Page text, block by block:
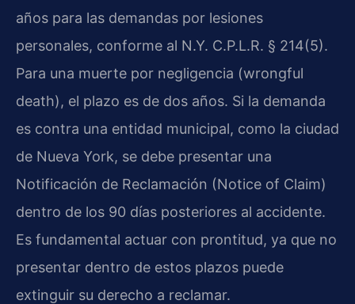
años para las demandas por lesiones
personales, conforme al N.Y. C.P.L.R. § 214(5).
Para una muerte por negligencia (wrongful
death), el plazo es de dos años. Si la demanda
es contra una entidad municipal, como la ciudad
de Nueva York, se debe presentar una
Notificación de Reclamación (Notice of Claim)
dentro de los 90 días posteriores al accidente.
Es fundamental actuar con prontitud, ya que no
presentar dentro de estos plazos puede
extinguir su derecho a reclamar.